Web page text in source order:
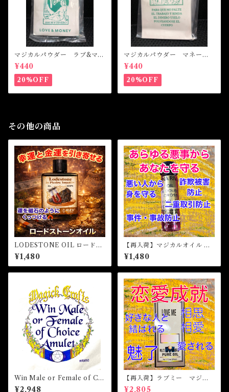
マジカルパウダー ラブ&マネ
ー Magical Powder LOVE
&MONEY
¥440
20%OFF
マジカルパウダー マネード
ローイング Magical Powde
r MONEY DRAWING
¥440
20%OFF
その他の商品
LODESTONE OIL ロードス
トーンオイル-磁石のようにほ
しいものを引き寄せる-
¥1,480
【再入荷】マジカルオイル ダ
ブルクロス Magical Oil DOU
BLE CROSS
¥1,480
Win Male or Female of Ch
oice Amulet ウィンメールオ
¥2,948
【再入荷】ラブミー マジカ
ルオイル・魔女オイル Love
¥2,805